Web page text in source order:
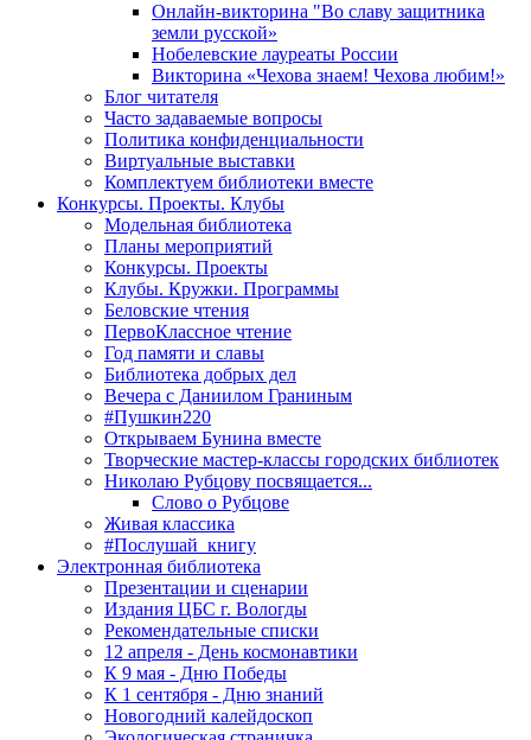
Онлайн-викторина "Во славу защитника
земли русской»
Нобелевские лауреаты России
Викторина «Чехова знаем! Чехова любим!»
Блог читателя
Часто задаваемые вопросы
Политика конфиденциальности
Виртуальные выставки
Комплектуем библиотеки вместе
Конкурсы. Проекты. Клубы
Модельная библиотека
Планы мероприятий
Конкурсы. Проекты
Клубы. Кружки. Программы
Беловские чтения
ПервоКлассное чтение
Год памяти и славы
Библиотека добрых дел
Вечера с Даниилом Граниным
#Пушкин220
Открываем Бунина вместе
Творческие мастер-классы городских библиотек
Николаю Рубцову посвящается...
Слово о Рубцове
Живая классика
#Послушай_книгу
Электронная библиотека
Презентации и сценарии
Издания ЦБС г. Вологды
Рекомендательные списки
12 апреля - День космонавтики
К 9 мая - Дню Победы
К 1 сентября - Дню знаний
Новогодний калейдоскоп